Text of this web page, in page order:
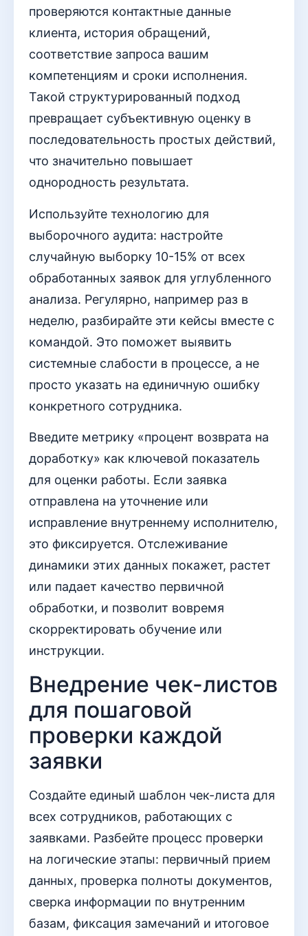
проверяются контактные данные
клиента, история обращений,
соответствие запроса вашим
компетенциям и сроки исполнения.
Такой структурированный подход
превращает субъективную оценку в
последовательность простых действий,
что значительно повышает
однородность результата.
Используйте технологию для
выборочного аудита: настройте
случайную выборку 10-15% от всех
обработанных заявок для углубленного
анализа. Регулярно, например раз в
неделю, разбирайте эти кейсы вместе с
командой. Это поможет выявить
системные слабости в процессе, а не
просто указать на единичную ошибку
конкретного сотрудника.
Введите метрику «процент возврата на
доработку» как ключевой показатель
для оценки работы. Если заявка
отправлена на уточнение или
исправление внутреннему исполнителю,
это фиксируется. Отслеживание
динамики этих данных покажет, растет
или падает качество первичной
обработки, и позволит вовремя
скорректировать обучение или
инструкции.
Внедрение чек-листов
для пошаговой
проверки каждой
заявки
Создайте единый шаблон чек-листа для
всех сотрудников, работающих с
заявками. Разбейте процесс проверки
на логические этапы: первичный прием
данных, проверка полноты документов,
сверка информации по внутренним
базам, фиксация замечаний и итоговое